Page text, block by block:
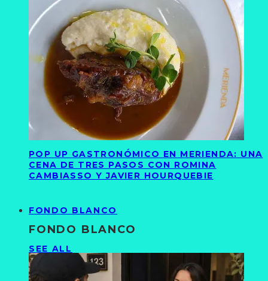
POP UP GASTRONÓMICO EN MERIENDA: UNA
CENA DE TRES PASOS CON ROMINA
CAMBIASSO Y JAVIER HOURQUEBIE
FONDO BLANCO
FONDO BLANCO
SEE ALL